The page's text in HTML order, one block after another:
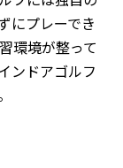
にプレーでき
環境が整って
ンドアゴルフ